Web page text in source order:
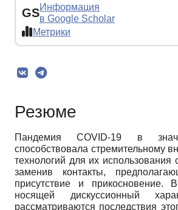
GSИнформация
в Google Scholar
Метрики
Резюме
Пандемия COVID-19 в
способствовала стремительному
технологий для их
заменив контакты,
присутствие и прикосновение.
носящей дискуссионный
рассматриваются последствия